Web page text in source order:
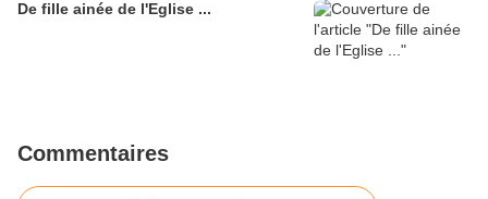
De fille ainée de l'Eglise ...
Commentaires